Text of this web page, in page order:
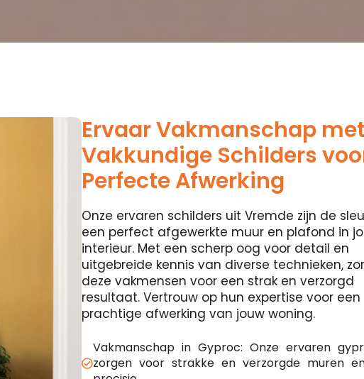
Ervaar Vakmanschap
Vakkundige Schilders
Perfecte Afwerking
Onze ervaren schilders uit Vremde zijn de
een perfect afgewerkte muur en plafond in
interieur. Met een scherp oog voor detail en
uitgebreide kennis van diverse technieken,
deze vakmensen voor een strak en verzorgd
resultaat. Vertrouw op hun expertise voor een
prachtige afwerking van jouw woning.
Vakmanschap in Gyproc: Onze ervaren
zorgen voor strakke en verzorgde muren